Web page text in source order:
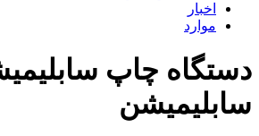
اخبار
موارد
دستگاه چاپ
سابلیمیشن